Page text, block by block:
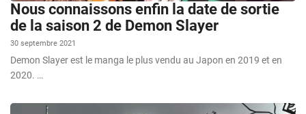
Nous connaissons enfin la date de sortie
de la saison 2 de Demon Slayer
30 septembre 2021
Demon Slayer est le manga le plus vendu au Japon en 2019 et en
2020. …